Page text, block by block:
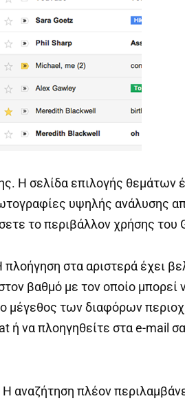
Η σελίδα επιλογής θεμάτων
υψηλής ανάλυσης
το περιβάλλον χρήσης του
στα αριστερά έχει
βαθμό με τον οποίο
μέγεθος των διαφόρων
ή να πλοηγηθείτε στα e-mail
Η αναζήτηση πλέον